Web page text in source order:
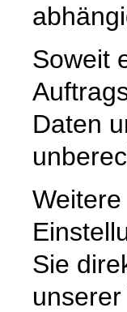
Soweit
Daten
Sie